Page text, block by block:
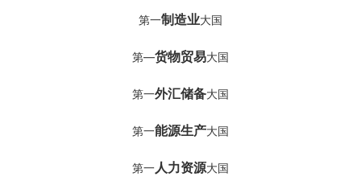
第一制造业大国
第—货物贸易大国
第一外汇储备大国
第一能源生产大国
第一人力资源大国